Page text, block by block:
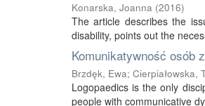
Konarska, Joanna (2016)
The article describes the
disability, points out the
Komunikatywność osób
Brzdęk, Ewa; Cierpiałowska,
Logopaedics is the only
people with communicative